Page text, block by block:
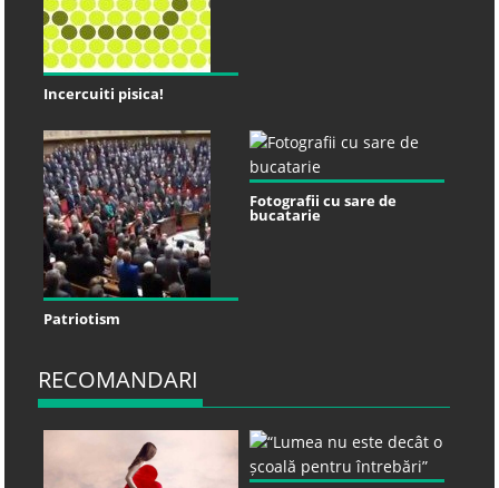
Incercuiti pisica!
Patriotism
Fotografii cu sare de
bucatarie
RECOMANDARI